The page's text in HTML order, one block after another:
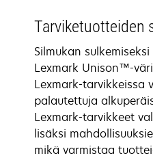
Tarviketuotteiden
Silmukan
Lexmark Unison™-
Lexmark-tarvikkeissa
palautettuja
Lexmark-tarvikkeet
lisäksi
mikä varmistaa